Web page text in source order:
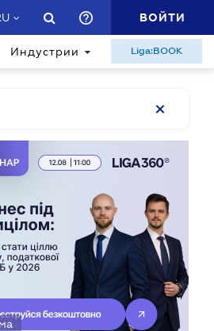
ВОЙТИ
Индустрии Liga:BOOK